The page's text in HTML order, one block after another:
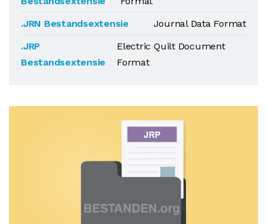
.JRN Bestandsextensie
Journal Data Format
.JRP
Bestandsextensie
Electric Quilt Document
Format